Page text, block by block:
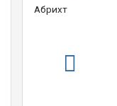
Абрихт